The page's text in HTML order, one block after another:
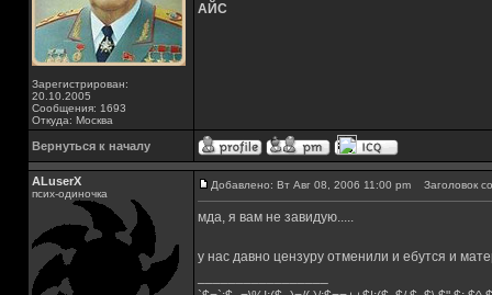
Зарегистрирован:
20.10.2005
Сообщения: 1693
Откуда: Москва
АЙС
Вернуться к началу
ALuserX
псих-одиночка
Добавлено: Вт Авг 08, 2006 11:00 pm Заголовок
мда, я вам не завидую.....
у нас давно цензуру отменили и ебутся и